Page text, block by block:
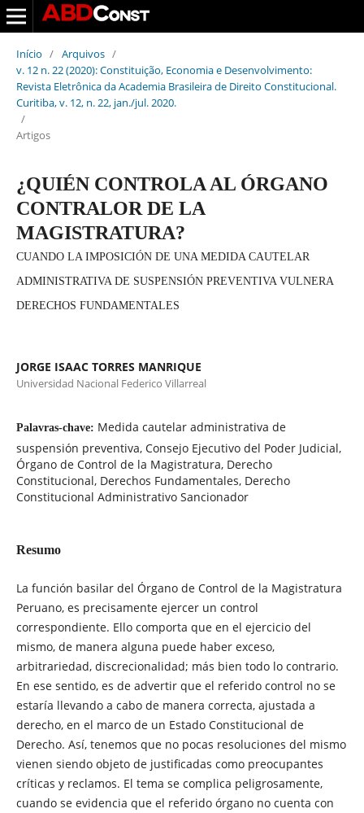
Início / Arquivos /
v. 12 n. 22 (2020): Constituição, Economia e Desenvolvimento:
Revista Eletrônica da Academia Brasileira de Direito Constitucional.
Curitiba, v. 12, n. 22, jan./jul. 2020.
/
Artigos
¿QUIÉN CONTROLA AL ÓRGANO
CONTRALOR DE LA
MAGISTRATURA?
CUANDO LA IMPOSICIÓN DE UNA MEDIDA CAUTELAR
ADMINISTRATIVA DE SUSPENSIÓN PREVENTIVA VULNERA
DERECHOS FUNDAMENTALES
JORGE ISAAC TORRES MANRIQUE
Universidad Nacional Federico Villarreal
Palavras-chave: Medida cautelar administrativa de
suspensión preventiva, Consejo Ejecutivo del Poder Judicial,
Órgano de Control de la Magistratura, Derecho
Constitucional, Derechos Fundamentales, Derecho
Constitucional Administrativo Sancionador
Resumo
La función basilar del Órgano de Control de la Magistratura
Peruano, es precisamente ejercer un control
correspondiente. Ello comporta que en el ejercicio del
mismo, de manera alguna puede haber exceso,
arbitrariedad, discrecionalidad; más bien todo lo contrario.
En ese sentido, es de advertir que el referido control no se
estaría llevando a cabo de manera correcta, ajustada a
derecho, en el marco de un Estado Constitucional de
Derecho. Así, tenemos que no pocas resoluciones del mismo
vienen siendo objeto de justificadas como preocupantes
críticas y reclamos. El tema se complica peligrosamente,
cuando se evidencia que el referido órgano no cuenta con